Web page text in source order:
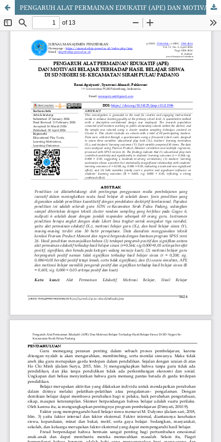
PENGARUH ALAT PERMAINAN EDUKATIF (APE) DAN MOTIVASI BELAJAR TERHADAP HASIL BELAJAR SISWA DI SD NEGERI SE- KECAMATAN SIRAH PULAU PADANG